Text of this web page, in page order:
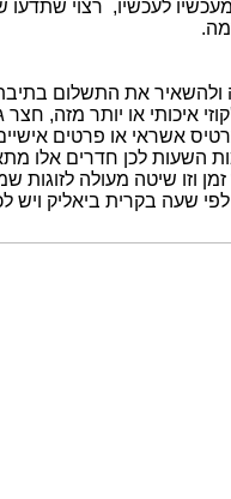
לעכשיו, רצוי שתדעו
ולהשאיר את התשלום
איכותי או יותר מזה, חצר
אשראי או פרטים
לכן חדרים אלו
וזו שיטה מעולה לזוגות
שעה בקרית ביאליק ויש